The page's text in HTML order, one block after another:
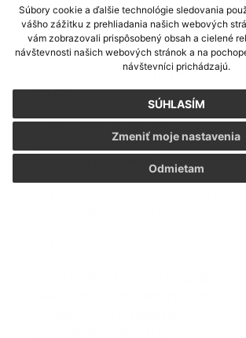
Súbory cookie a ďalšie technológie sledovania
vášho zážitku z prehliadania našich webových
vám zobrazovali prispôsobený obsah a cielené
návštevnosti našich webových stránok a na
návštevníci prichádzajú.
SÚHLASÍM
Odmietam
Zmeniť moje nastavenia
1. ak zastavaná plocha nepresahuje
25 m2
2. ak zastavaná plocha presahuje
25 m2
c) na stavebné úpravy
dokončených stavieb vyžadujúce
stavebné povolenie